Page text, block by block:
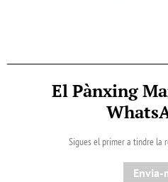
El Pànxing
Sigues el primer a tindre la
Envia-